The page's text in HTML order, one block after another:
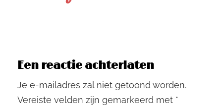
Een reactie achterlaten
Je e-mailadres zal niet getoond worden.
Vereiste velden zijn gemarkeerd met *